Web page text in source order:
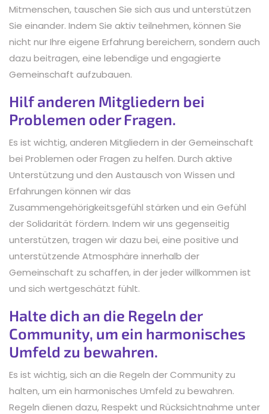
Mitmenschen, tauschen Sie sich aus und unterstützen
Sie einander. Indem Sie aktiv teilnehmen, können Sie
nicht nur Ihre eigene Erfahrung bereichern, sondern auch
dazu beitragen, eine lebendige und engagierte
Gemeinschaft aufzubauen.
Hilf anderen Mitgliedern bei
Problemen oder Fragen.
Es ist wichtig, anderen Mitgliedern in der Gemeinschaft
bei Problemen oder Fragen zu helfen. Durch aktive
Unterstützung und den Austausch von Wissen und
Erfahrungen können wir das
Zusammengehörigkeitsgefühl stärken und ein Gefühl
der Solidarität fördern. Indem wir uns gegenseitig
unterstützen, tragen wir dazu bei, eine positive und
unterstützende Atmosphäre innerhalb der
Gemeinschaft zu schaffen, in der jeder willkommen ist
und sich wertgeschätzt fühlt.
Halte dich an die Regeln der
Community, um ein harmonisches
Umfeld zu bewahren.
Es ist wichtig, sich an die Regeln der Community zu
halten, um ein harmonisches Umfeld zu bewahren.
Regeln dienen dazu, Respekt und Rücksichtnahme unter